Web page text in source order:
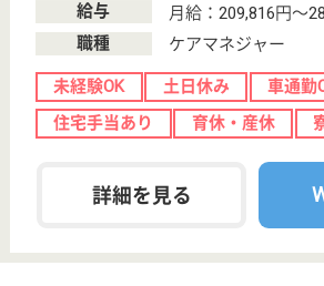
検索「介護サービス情報公表システム 」から転載しておりま